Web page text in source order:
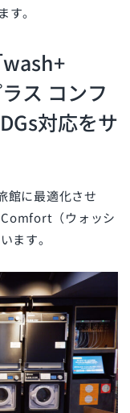
。
ス コンフ
対応をサ
館に最適化させ
（ウォッシ
ます。